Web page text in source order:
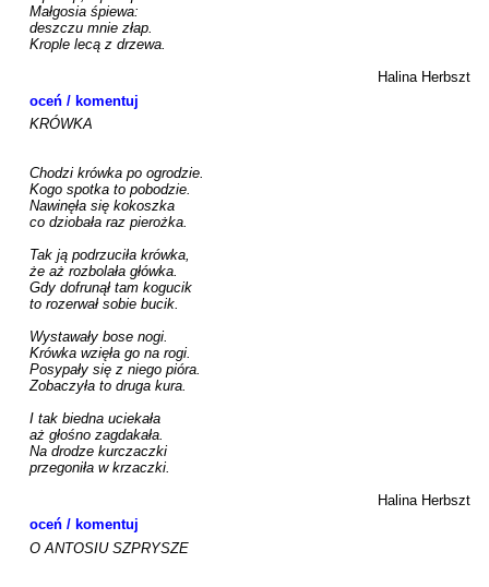
Małgosia śpiewa:
deszczu mnie złap.
Krople lecą z drzewa.
Halina Herbszt
oceń / komentuj
KRÓWKA
Chodzi krówka po ogrodzie.
Kogo spotka to pobodzie.
Nawinęła się kokoszka
co dziobała raz pierożka.
Tak ją podrzuciła krówka,
że aż rozbolała główka.
Gdy dofrunął tam kogucik
to rozerwał sobie bucik.
Wystawały bose nogi.
Krówka wzięła go na rogi.
Posypały się z niego pióra.
Zobaczyła to druga kura.
I tak biedna uciekała
aż głośno zagdakała.
Na drodze kurczaczki
przegoniła w krzaczki.
Halina Herbszt
oceń / komentuj
O ANTOSIU SZPRYSZE